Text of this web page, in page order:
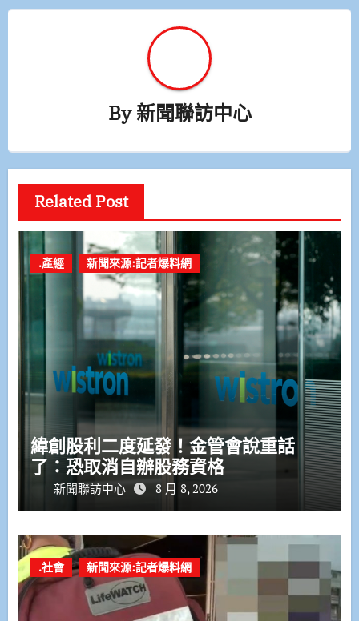
By新聞聯訪中心
Related Post
.產經 新聞來源:記者爆料網
緯創股利二度延發！金管會說重話
了：恐取消自辦股務資格
新聞聯訪中心 8 月 8, 2026
.社會 新聞來源:記者爆料網